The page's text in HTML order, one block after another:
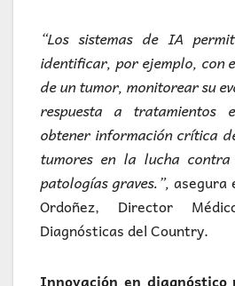
“Los sistemas de IA
identificar, por ejemplo, con
de un tumor, monitorear su
respuesta a tratamientos
obtener información crítica
tumores en la lucha
patologías graves.”, asegura
Ordoñez, Director
Diagnósticas del Country.
Innovación en diagnóstico